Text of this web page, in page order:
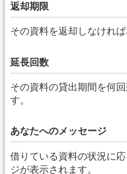
返却期限
その資料を返却しなけれ
延長回数
その資料の貸出期間を何
す。
あなたへのメッセージ
借りている資料の状況に
ジが表示されます。